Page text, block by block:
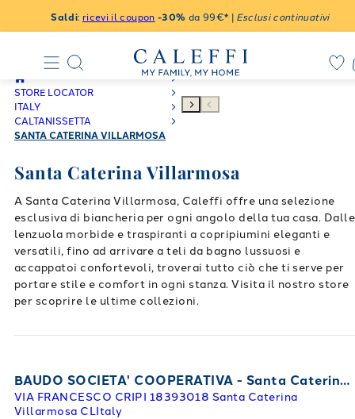
Saldi: ricevi il coupon -30% da 99€* | Esclusi continuativi
STORE LOCATOR
ITALY
CALTANISSETTA
SANTA CATERINA VILLARMOSA
Santa Caterina Villarmosa
A Santa Caterina Villarmosa, Caleffi offre una selezione
esclusiva di biancheria per ogni angolo della tua casa. Dalle
lenzuola morbide e traspiranti a copripiumini eleganti e
versatili, fino ad arrivare a teli da bagno lussuosi e
accappatoi confortevoli, troverai tutto ciò che ti serve per
portare stile e comfort in ogni stanza. Visita il nostro store
per scoprire le ultime collezioni.
BAUDO SOCIETA' COOPERATIVA - Santa Caterina Villarmosa
VIA FRANCESCO CRIPI 18393018 Santa Caterina
Villarmosa CLItaly